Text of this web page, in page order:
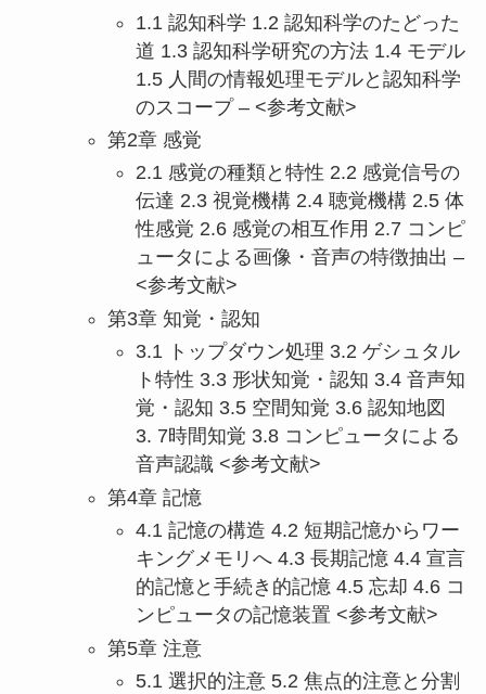
1.1 認知科学 1.2 認知科学のたどった
道 1.3 認知科学研究の方法 1.4 モデル
1.5 人間の情報処理モデルと認知科学
のスコープ – <参考文献>
第2章 感覚
2.1 感覚の種類と特性 2.2 感覚信号の
伝達 2.3 視覚機構 2.4 聴覚機構 2.5 体
性感覚 2.6 感覚の相互作用 2.7 コンピ
ュータによる画像・音声の特徴抽出 –
<参考文献>
第3章 知覚・認知
3.1 トップダウン処理 3.2 ゲシュタル
ト特性 3.3 形状知覚・認知 3.4 音声知
覚・認知 3.5 空間知覚 3.6 認知地図
3. 7時間知覚 3.8 コンピュータによる
音声認識 <参考文献>
第4章 記憶
4.1 記憶の構造 4.2 短期記憶からワー
キングメモリへ 4.3 長期記憶 4.4 宣言
的記憶と手続き的記憶 4.5 忘却 4.6 コ
ンピュータの記憶装置 <参考文献>
第5章 注意
5.1 選択的注意 5.2 焦点的注意と分割